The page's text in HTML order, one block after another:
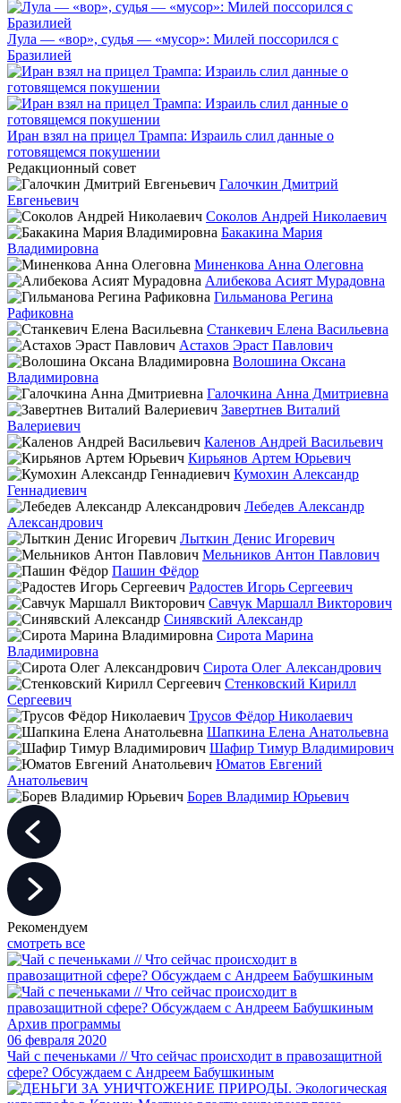
Лула — «вор», судья — «мусор»: Милей поссорился с
Бразилией
Иран взял на прицел Трампа: Израиль слил данные о
готовящемся покушении
Редакционный совет
Галочкин Дмитрий
Евгеньевич
Соколов Андрей Николаевич
Бакакина Мария
Владимировна
Миненкова Анна Олеговна
Алибекова Асият Мурадовна
Гильманова Регина
Рафиковна
Станкевич Елена Васильевна
Астахов Эраст Павлович
Волошина Оксана
Владимировна
Галочкина Анна Дмитриевна
Завертнев Виталий
Валериевич
Каленов Андрей Васильевич
Кирьянов Артем Юрьевич
Кумохин Александр
Геннадиевич
Лебедев Александр
Александрович
Лыткин Денис Игоревич
Мельников Антон Павлович
Пашин Фёдор
Радостев Игорь Сергеевич
Савчук Маршалл Викторович
Синявский Александр
Сирота Марина
Владимировна
Сирота Олег Александрович
Стенковский Кирилл
Сергеевич
Трусов Фёдор Николаевич
Шапкина Елена Анатольевна
Шафир Тимур Владимирович
Юматов Евгений
Анатольевич
Борев Владимир Юрьевич
Рекомендуем
смотреть все
Архив программы
06 февраля 2020
Чай с печеньками // Что сейчас происходит в правозащитной
сфере? Обсуждаем с Андреем Бабушкиным